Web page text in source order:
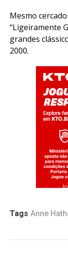
Mesmo
“Ligeiramente
grandes
2000.
Tags Anne